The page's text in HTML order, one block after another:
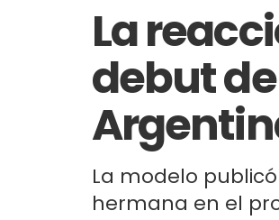
La
debut
La modelo
hermana en el